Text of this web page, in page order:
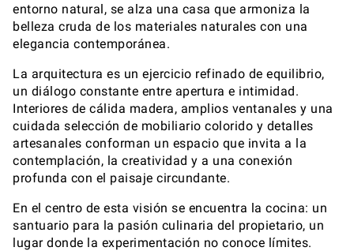
entorno natural, se alza una casa que armoniza la
belleza cruda de los materiales naturales con una
elegancia contemporánea.
La arquitectura es un ejercicio refinado de equilibrio,
un diálogo constante entre apertura e intimidad.
Interiores de cálida madera, amplios ventanales y una
cuidada selección de mobiliario colorido y detalles
artesanales conforman un espacio que invita a la
contemplación, la creatividad y a una conexión
profunda con el paisaje circundante.
En el centro de esta visión se encuentra la cocina: un
santuario para la pasión culinaria del propietario, un
lugar donde la experimentación no conoce límites.